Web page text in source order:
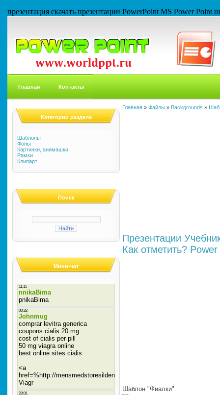
презентация скачать презентации PowerPoint MS Power
Главная Контакты
Категории раздела
Шаблоны
Фоны
Картинки, анимашки
Рамки
Клипарт
Поиск
Мини-чат
Главная » Файлы » Backgrounds »
Презентации
Как отметить?
Шаблон "Фиалки"